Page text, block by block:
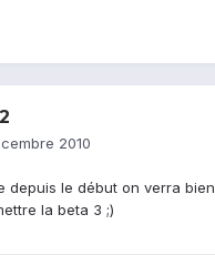
2010
depuis le début on verra
la beta 3 ;)